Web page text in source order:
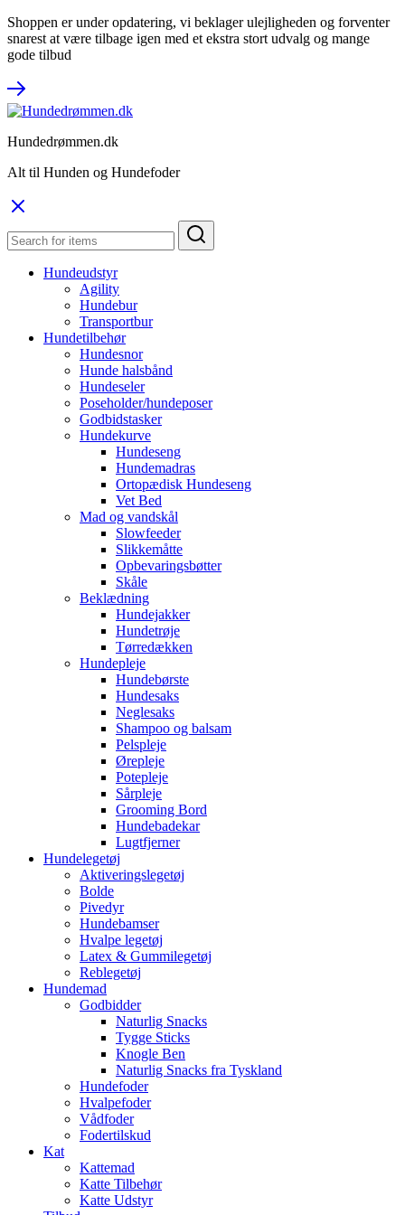
Shoppen er under opdatering, vi beklager ulejligheden og forventer
snarest at være tilbage igen med et ekstra stort udvalg og mange
gode tilbud
Hundedrømmen.dk
Alt til Hunden og Hundefoder
Hundeudstyr
Agility
Hundebur
Transportbur
Hundetilbehør
Hundesnor
Hunde halsbånd
Hundeseler
Poseholder/hundeposer
Godbidstasker
Hundekurve
Hundeseng
Hundemadras
Ortopædisk Hundeseng
Vet Bed
Mad og vandskål
Slowfeeder
Slikkemåtte
Opbevaringsbøtter
Skåle
Beklædning
Hundejakker
Hundetrøje
Tørredækken
Hundepleje
Hundebørste
Hundesaks
Neglesaks
Shampoo og balsam
Pelspleje
Ørepleje
Potepleje
Sårpleje
Grooming Bord
Hundebadekar
Lugtfjerner
Hundelegetøj
Aktiveringslegetøj
Bolde
Pivedyr
Hundebamser
Hvalpe legetøj
Latex & Gummilegetøj
Reblegetøj
Hundemad
Godbidder
Naturlig Snacks
Tygge Sticks
Knogle Ben
Naturlig Snacks fra Tyskland
Hundefoder
Hvalpefoder
Vådfoder
Fodertilskud
Kat
Kattemad
Katte Tilbehør
Katte Udstyr